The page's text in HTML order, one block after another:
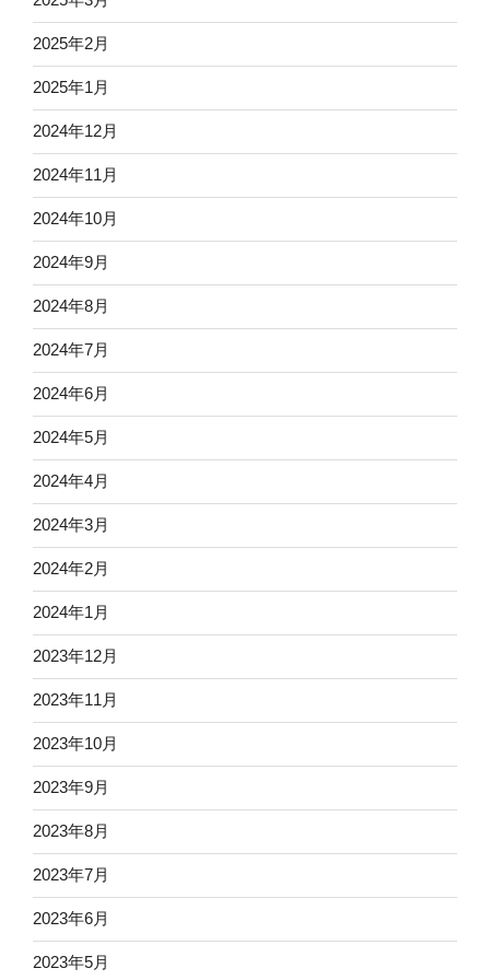
2025年2月
2025年1月
2024年12月
2024年11月
2024年10月
2024年9月
2024年8月
2024年7月
2024年6月
2024年5月
2024年4月
2024年3月
2024年2月
2024年1月
2023年12月
2023年11月
2023年10月
2023年9月
2023年8月
2023年7月
2023年6月
2023年5月